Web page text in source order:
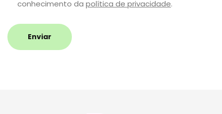
conhecimento da política de privacidade.
Enviar